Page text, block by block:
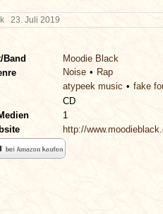
23. Juli 2019
Band
Moodie Black
Noise
Rap
atypeek music
fake
CD
1
http://